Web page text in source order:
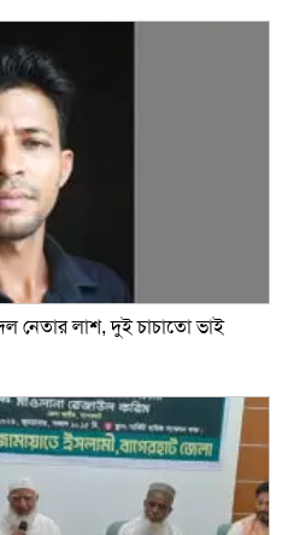
নেতার লাশ, দুই চাচাতো ভাই